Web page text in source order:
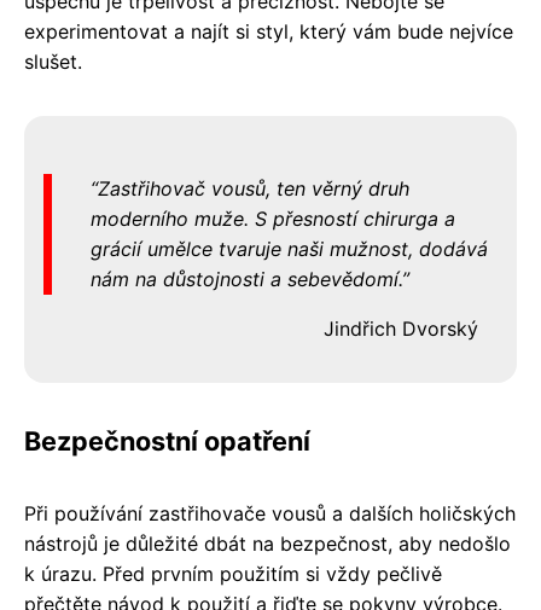
experimentovat a najít si styl, který vám bude nejvíce
slušet.
Zastřihovač vousů, ten věrný druh
moderního muže. S přesností chirurga a
grácií umělce tvaruje naši mužnost, dodává
nám na důstojnosti a sebevědomí.
Jindřich Dvorský
Bezpečnostní opatření
Při používání zastřihovače vousů a dalších holičských
nástrojů je důležité dbát na bezpečnost, aby nedošlo
k úrazu. Před prvním použitím si vždy pečlivě
přečtěte návod k použití a řiďte se pokyny výrobce.